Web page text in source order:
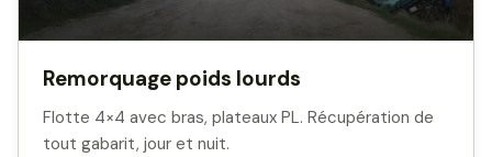
Remorquage poids lourds
Flotte 4×4 avec bras, plateaux PL. Récupération de
tout gabarit, jour et nuit.